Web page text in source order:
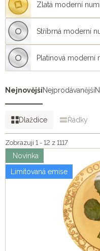
Zlatá moderní
Stříbrná moderní
Platinová moderní
NejnovějšíNejprodávanější
Dlaždice Řádky
Zobrazuji 1 - 12 z 1117
Novinka
Limitovaná emise